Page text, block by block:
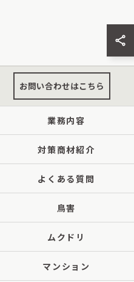
お問い合わせはこちら
業務内容
対策商材紹介
よくある質問
鳥害
ムクドリ
マンション